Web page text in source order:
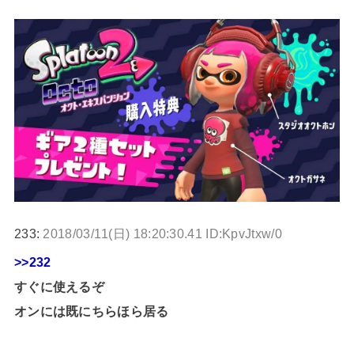
233: 2018/03/11(日) 18:20:30.41 ID:KpvJtxw/0
>>232
すぐに使えるぞ
オンには既にちらほら居る